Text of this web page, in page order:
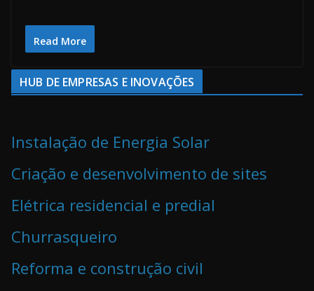
Read More
HUB DE EMPRESAS E INOVAÇÕES
Instalação de Energia Solar
Criação e desenvolvimento de sites
Elétrica residencial e predial
Churrasqueiro
Reforma e construção civil